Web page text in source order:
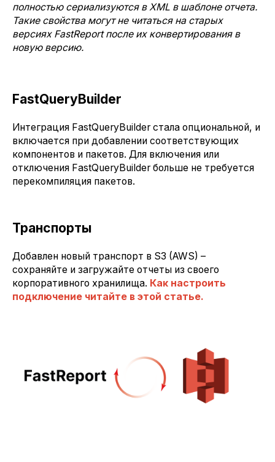
полностью сериализуются в XML в шаблоне отчета.
Такие свойства могут не читаться на старых
версиях FastReport после их конвертирования в
новую версию.
FastQueryBuilder
Интеграция FastQueryBuilder стала опциональной, и
включается при добавлении соответствующих
компонентов и пакетов. Для включения или
отключения FastQueryBuilder больше не требуется
перекомпиляция пакетов.
Транспорты
Добавлен новый транспорт в S3 (AWS) –
сохраняйте и загружайте отчеты из своего
корпоративного хранилища. Как настроить
подключение читайте в этой статье.